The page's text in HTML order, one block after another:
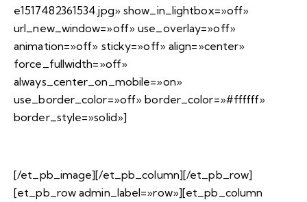
e1517482361534.jpg» show_in_lightbox=»off»
url_new_window=»off» use_overlay=»off»
animation=»off» sticky=»off» align=»center»
force_fullwidth=»off»
always_center_on_mobile=»on»
use_border_color=»off» border_color=»#ffffff»
border_style=»solid»]
[/et_pb_image][/et_pb_column][/et_pb_row]
[et_pb_row admin_label=»row»][et_pb_column